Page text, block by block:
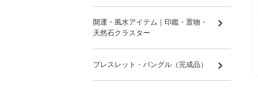
開運・風水アイテム｜印鑑・置物・
天然石クラスター
ブレスレット・バングル（完成品）